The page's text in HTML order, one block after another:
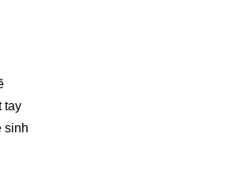
tay
sinh